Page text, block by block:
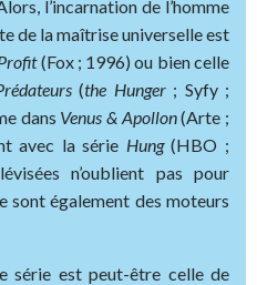
l’incarnation de l’homme
de la maîtrise universelle est
(Fox ; 1996) ou bien celle
(the Hunger ; Syfy ;
dans Venus & Apollon(Arte ;
avec la série Hung(HBO ;
n’oublient pas pour
sont également des moteurs
série est peut-être celle de